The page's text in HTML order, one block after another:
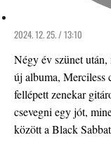
2024. 12. 25. / 13:10
Négy év szünet
új albuma, Merciless
fellépett zenekar
csevegni egy jót,
között a Black